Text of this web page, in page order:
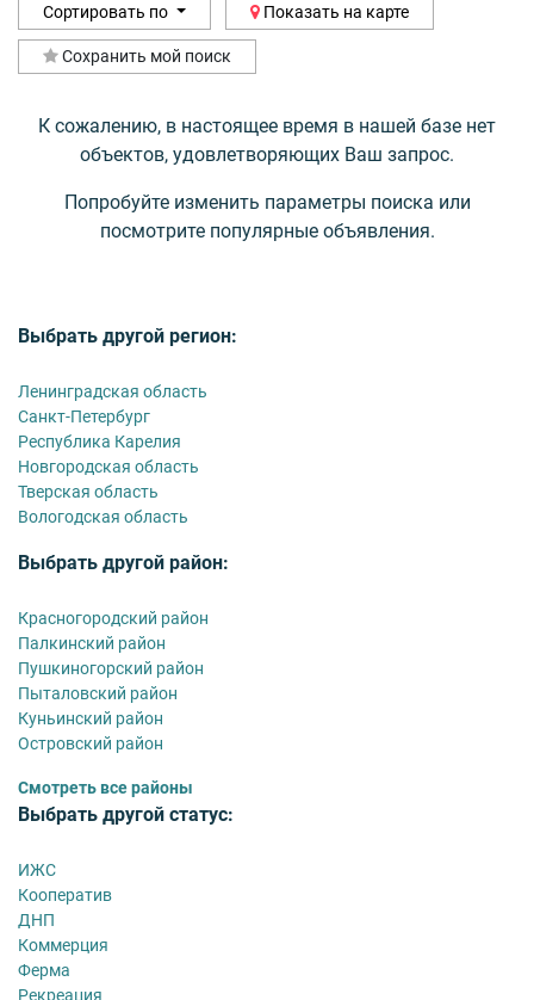
Сортировать по Показать на карте
Сохранить мой поиск
К сожалению, в настоящее время в нашей базе нет
объектов, удовлетворяющих Ваш запрос.
Попробуйте изменить параметры поиска или
посмотрите популярные объявления.
Выбрать другой регион:
Ленинградская область
Санкт-Петербург
Республика Карелия
Новгородская область
Тверская область
Вологодская область
Выбрать другой район:
Красногородский район
Палкинский район
Пушкиногорский район
Пыталовский район
Куньинский район
Островский район
Смотреть все районы
Выбрать другой статус:
ИЖС
Кооператив
ДНП
Коммерция
Ферма
Рекреация